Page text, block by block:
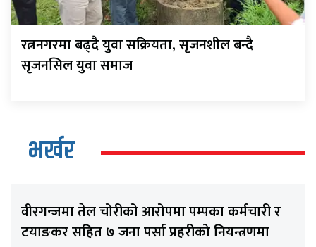
रत्ननगरमा बढ्दै युवा सक्रियता, सृजनशील बन्दै
सृजनसिल युवा समाज
भर्खर
वीरगन्जमा तेल चोरीको आरोपमा पम्पका कर्मचारी र
टयाङकर सहित ७ जना पर्सा प्रहरीको नियन्त्रणमा